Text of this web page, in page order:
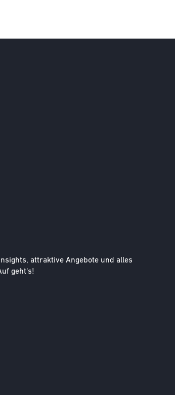
attraktive Angebote und alles
geht‘s!